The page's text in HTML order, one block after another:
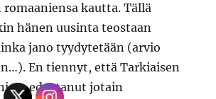
kautta. Tällä
hänen uusinta teostaan
jano tyydytetään (arvio
En tiennyt, että Tarkiaisen
on edustanut jotain